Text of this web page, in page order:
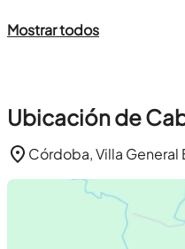
Mostrar todos
Ubicación de
Córdoba, Villa General